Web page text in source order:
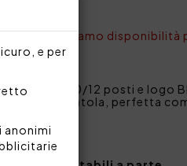
e per
anonimi
non abbiamo disponibilità
per 10/12 posti e logo
in scatola, perfetta